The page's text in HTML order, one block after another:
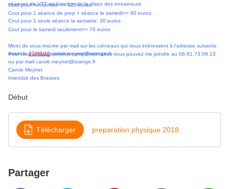
séances de VTT en fonction de la dispo des entraineurs
Cout pour l'ensemble => 120 euros
Cout pour 1 séance de prep + séance le samedi=> 90 euros.
Cout pour 1 seule séance la semaine: 30 euros
Cout pour le samedi seulement=> 70 euros
Merci de vous inscrire par mail sur les créneaux qui vous intéressent à l'adresse suivante
avant le02/09/18:carole.meynet@orange.fr.
Pour tous renseignements complémentaires vous pouvez me joindre au 06.81.73.09.13
ou par mail carole.meynet@orange.fr
Carole Meynet
Interclub des Brasses
Début
Télécharger preparation physique 2018
Partager